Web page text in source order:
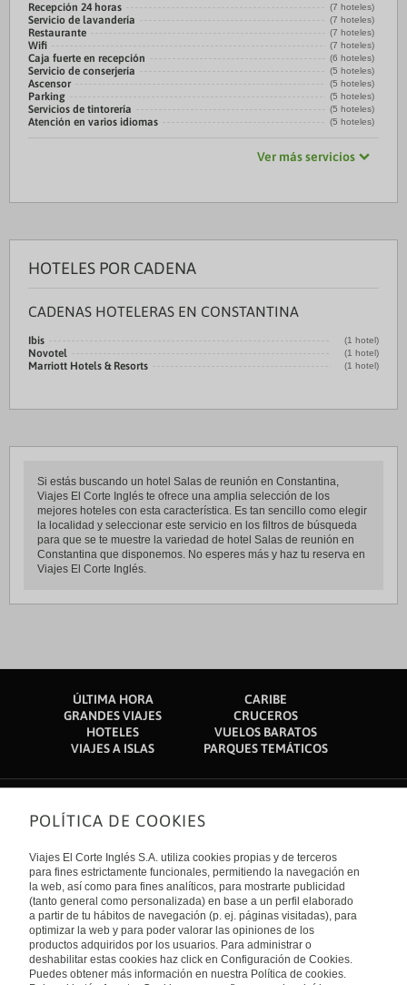
Recepción 24 horas (7 hoteles)
Servicio de lavandería (7 hoteles)
Restaurante (7 hoteles)
Wifi (7 hoteles)
Caja fuerte en recepción (6 hoteles)
Servicio de conserjería (5 hoteles)
Ascensor (5 hoteles)
Parking (5 hoteles)
Servicios de tintorería (5 hoteles)
Atención en varios idiomas (5 hoteles)
Ver más servicios
HOTELES POR CADENA
CADENAS HOTELERAS EN CONSTANTINA
Ibis (1 hotel)
Novotel (1 hotel)
Marriott Hotels & Resorts (1 hotel)
Si estás buscando un hotel Salas de reunión en Constantina,
Viajes El Corte Inglés te ofrece una amplia selección de los
mejores hoteles con esta característica. Es tan sencillo como elegir
la localidad y seleccionar este servicio en los filtros de búsqueda
para que se te muestre la variedad de hotel Salas de reunión en
Constantina que disponemos. No esperes más y haz tu reserva en
Viajes El Corte Inglés.
ÚLTIMA HORA
CARIBE
GRANDES VIAJES
CRUCEROS
HOTELES
VUELOS BARATOS
VIAJES A ISLAS
PARQUES TEMÁTICOS
Sobre nosotros
Quiénes somos
Financiación
Sostenibilidad
Turismo accesible
Tarjeta El Corte Inglés
Trabaja con nosotros
El Corte Inglés
Canal Ético
Enlaces de interés
Guías de viaje
Catálogos
Auto check-in
Condiciones Generales
Política de privacidad
Política de cookies
Internacional
España
POLÍTICA DE COOKIES
Viajes El Corte Inglés S.A. utiliza cookies propias y de terceros
para fines estrictamente funcionales, permitiendo la navegación en
la web, así como para fines analíticos, para mostrarte publicidad
(tanto general como personalizada) en base a un perfil elaborado
a partir de tu hábitos de navegación (p. ej. páginas visitadas), para
optimizar la web y para poder valorar las opiniones de los
productos adquiridos por los usuarios. Para administrar o
deshabilitar estas cookies haz click en Configuración de Cookies.
Puedes obtener más información en nuestra Política de cookies.